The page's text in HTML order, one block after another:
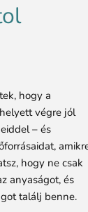
hogy a
végre jól
– és
hogy ne csak
anyaságot, és
találj benne.